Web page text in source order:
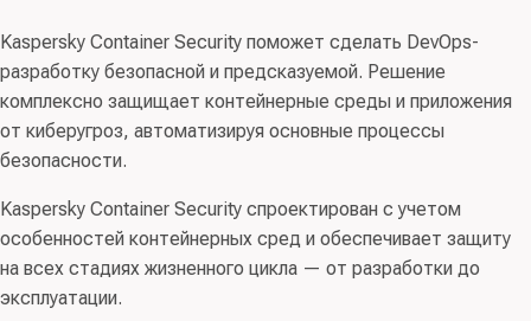
Premium Plus; Kaspersky Container Security Standard
Russian Edition, Base; Kaspersky Container Security
Advanced Russian Edition, Base Premium Plus; Kaspersky
Container Security Advanced Russian Edition, Base
Premium; Kaspersky Container Security Advanced
Russian Edition, Base; Kaspersky Security для
контейнеров; Kaspersky Container Security Course
Класс(ы) ПО:03.14 - Средства обнаружения и/или
предотвращения вторжений (атак); 03.15 - Средства
Kaspersky Container Security поможет сделать DevOps-
разработку безопасной и предсказуемой. Решение
комплексно защищает контейнерные среды и приложения
от киберугроз, автоматизируя основные процессы
безопасности.
Kaspersky Container Security спроектирован с учетом
особенностей контейнерных сред и обеспечивает защиту
на всех стадиях жизненного цикла — от разработки до
эксплуатации.